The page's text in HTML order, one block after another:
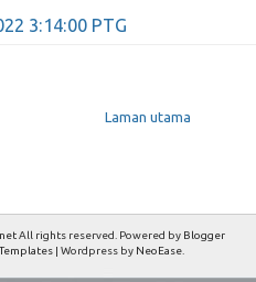
3:14:00 PTG
Laman utama
All rights reserved. Powered by Blogger
| Wordpress by NeoEase